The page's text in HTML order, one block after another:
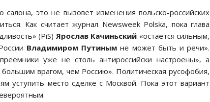
это не вызовет изменения польско-российских
Как считает журнал Newsweek Polska, пока глава
(PiS) Ярослав Качиньский «остаётся сильным,
Владимиром Путиным не может быть и речи».
уже не столь антироссийски настроены», а
большим врагом, чем Россию». Политическая русофобия,
уступить место сделке с Москвой. Пока этот вариант